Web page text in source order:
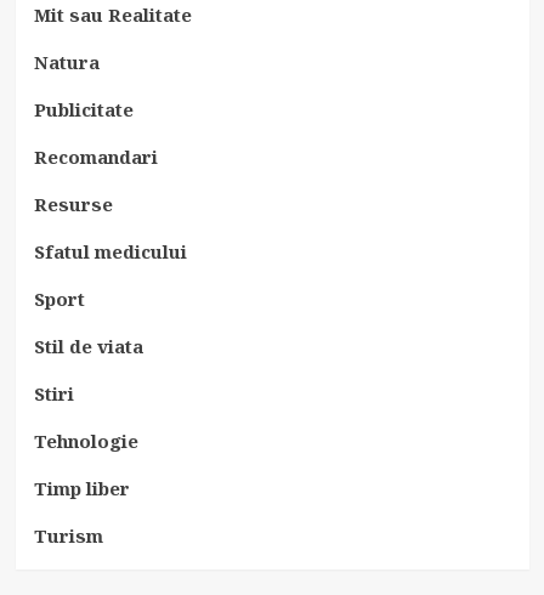
Mit sau Realitate
Natura
Publicitate
Recomandari
Resurse
Sfatul medicului
Sport
Stil de viata
Stiri
Tehnologie
Timp liber
Turism